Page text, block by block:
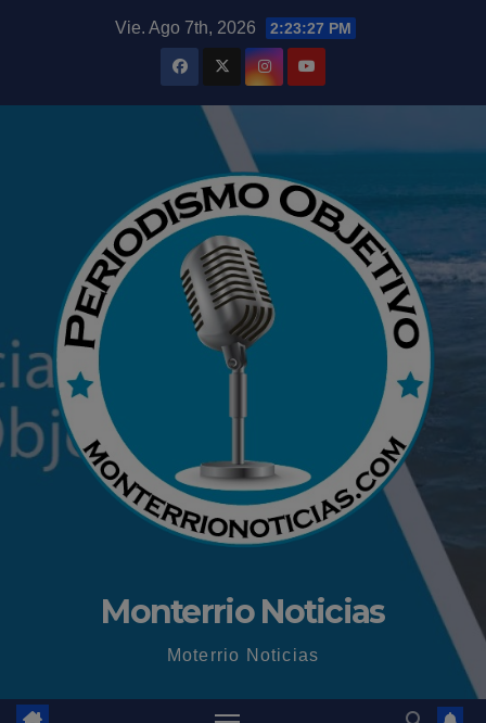
Vie. Ago 7th, 2026 2:23:28 PM
Monterrio Noticias
Moterrio Noticias
modal-check